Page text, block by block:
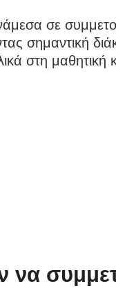
σε
σημαντική
στη μαθητική
να